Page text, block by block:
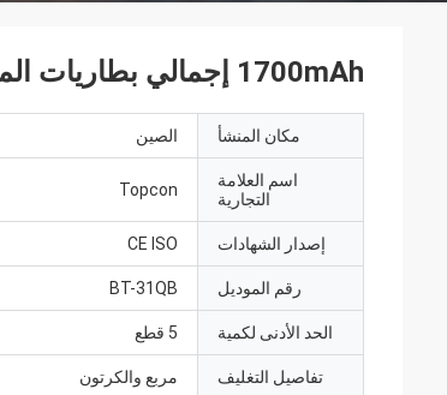
1700mAh إجمالي بطاريات المحطة للمستويات الرقمية الإلكترونية DL101C DL-102C
مكان المنشأ الصين
اسم العلامة
التجارية
Topcon
إصدار الشهادات CE ISO
رقم الموديل BT-31QB
الحد الأدنى لكمية 5 قطع
تفاصيل التغليف مربع والكرتون